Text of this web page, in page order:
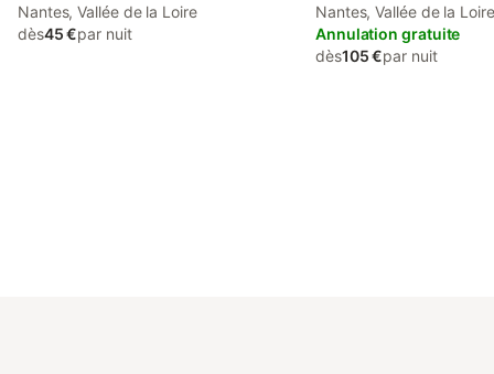
Nantes, Vallée de la Loire
dès45 €par nuit
Nantes, Vallée de la Loire
Annulation gratuite
dès105 €par nuit